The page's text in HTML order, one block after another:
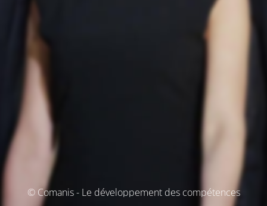
© Comanis - Le développement des compétences